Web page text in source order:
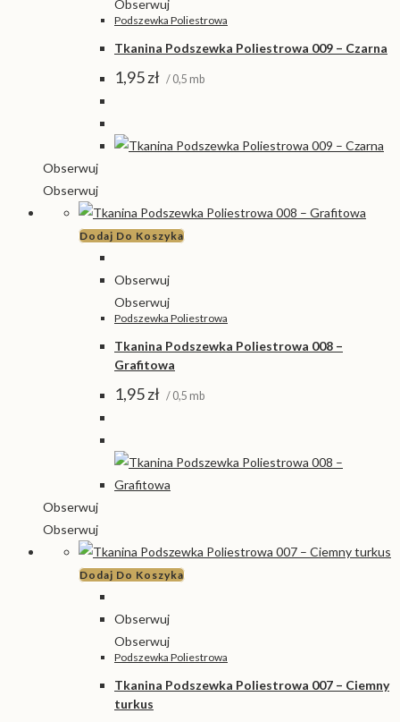
Obserwuj
Podszewka Poliestrowa
Tkanina Podszewka Poliestrowa 009 – Czarna
1,95zł / 0,5 mb
Obserwuj
Obserwuj
Dodaj Do Koszyka
Obserwuj
Obserwuj
Podszewka Poliestrowa
Tkanina Podszewka Poliestrowa 008 –
Grafitowa
1,95zł / 0,5 mb
Obserwuj
Obserwuj
Dodaj Do Koszyka
Obserwuj
Obserwuj
Podszewka Poliestrowa
Tkanina Podszewka Poliestrowa 007 – Ciemny
turkus